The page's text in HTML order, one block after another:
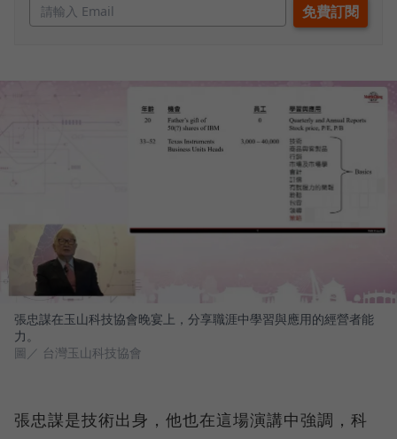
張忠謀在玉山科技協會晚宴上，分享職涯中學習與應用的經營者能
力。
圖／ 台灣玉山科技協會
張忠謀是技術出身，他也在這場演講中強調，科